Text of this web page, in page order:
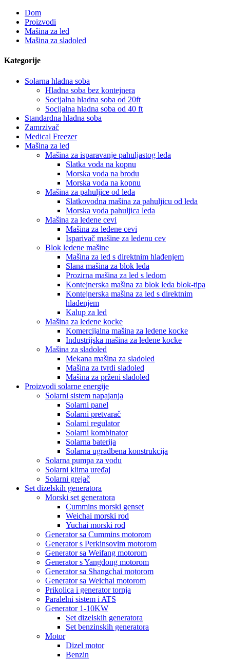
Dom
Proizvodi
Mašina za led
Mašina za sladoled
Kategorije
Solarna hladna soba
Hladna soba bez kontejnera
Socijalna hladna soba od 20ft
Socijalna hladna soba od 40 ft
Standardna hladna soba
Zamrzivač
Medical Freezer
Mašina za led
Mašina za isparavanje pahuljastog leda
Slatka voda na kopnu
Morska voda na brodu
Morska voda na kopnu
Mašina za pahuljice od leda
Slatkovodna mašina za pahuljicu od leda
Morska voda pahuljica leda
Mašina za ledene cevi
Mašina za ledene cevi
Isparivač mašine za ledenu cev
Blok ledene mašine
Mašina za led s direktnim hlađenjem
Slana mašina za blok leda
Prozirna mašina za led s ledom
Kontejnerska mašina za blok leda blok-tipa
Kontejnerska mašina za led s direktnim
hlađenjem
Kalup za led
Mašina za ledene kocke
Komercijalna mašina za ledene kocke
Industrijska mašina za ledene kocke
Mašina za sladoled
Mekana mašina za sladoled
Mašina za tvrdi sladoled
Mašina za prženi sladoled
Proizvodi solarne energije
Solarni sistem napajanja
Solarni panel
Solarni pretvarač
Solarni regulator
Solarni kombinator
Solarna baterija
Solarna ugradbena konstrukcija
Solarna pumpa za vodu
Solarni klima uređaj
Solarni grejač
Set dizelskih generatora
Morski set generatora
Cummins morski genset
Weichai morski rod
Yuchai morski rod
Generator sa Cummins motorom
Generator s Perkinsovim motorom
Generator sa Weifang motorom
Generator s Yangdong motorom
Generator sa Shangchai motorom
Generator sa Weichai motorom
Prikolica i generator tornja
Paralelni sistem i ATS
Generator 1-10KW
Set dizelskih generatora
Set benzinskih generatora
Motor
Dizel motor
Benzin